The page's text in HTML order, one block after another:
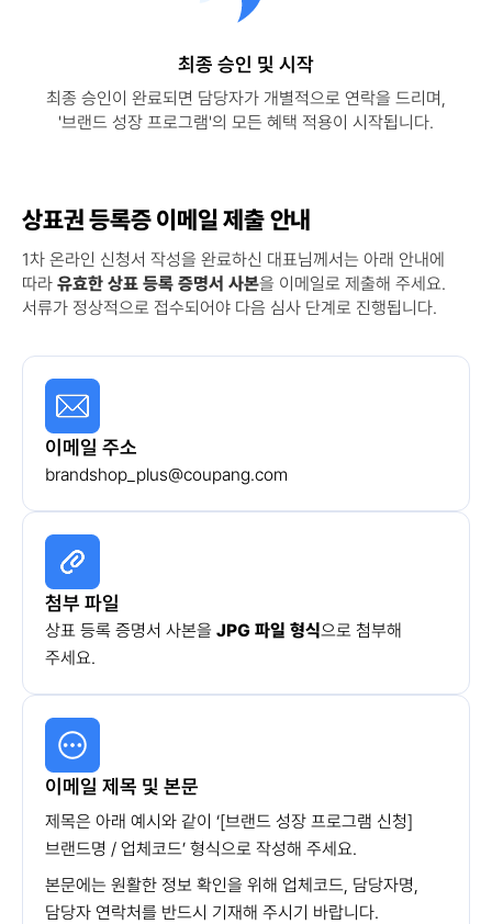
최종 승인 및 시작
최종 승인이 완료되면 담당자가 개별적으로 연락을 드리며,
'브랜드 성장 프로그램'의 모든 혜택 적용이 시작됩니다.
상표권 등록증 이메일 제출 안내
1차 온라인 신청서 작성을 완료하신 대표님께서는 아래 안내에
따라 유효한 상표 등록 증명서 사본을 이메일로 제출해 주세요.
서류가 정상적으로 접수되어야 다음 심사 단계로 진행됩니다.
이메일 주소
brandshop_plus@coupang.com
첨부 파일
상표 등록 증명서 사본을 JPG 파일 형식으로 첨부해
주세요.
이메일 제목 및 본문
제목은 아래 예시와 같이 ‘[브랜드 성장 프로그램 신청]
브랜드명 / 업체코드’ 형식으로 작성해 주세요.
본문에는 원활한 정보 확인을 위해 업체코드, 담당자명,
담당자 연락처를 반드시 기재해 주시기 바랍니다.